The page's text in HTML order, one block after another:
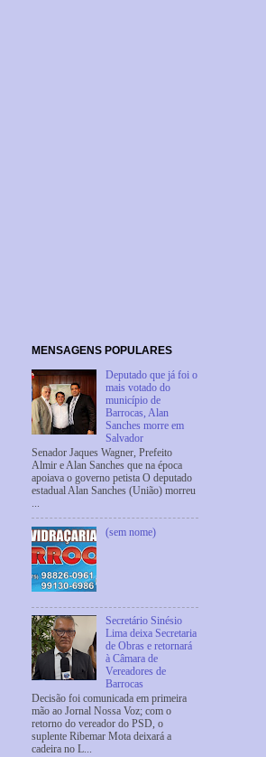
MENSAGENS POPULARES
Deputado que já foi o
mais votado do
município de
Barrocas, Alan
Sanches morre em
Salvador
Senador Jaques Wagner, Prefeito
Almir e Alan Sanches que na época
apoiava o governo petista O deputado
estadual Alan Sanches (União) morreu
...
(sem nome)
Secretário Sinésio
Lima deixa Secretaria
de Obras e retornará
à Câmara de
Vereadores de
Barrocas
Decisão foi comunicada em primeira
mão ao Jornal Nossa Voz; com o
retorno do vereador do PSD, o
suplente Ribemar Mota deixará a
cadeira no L...